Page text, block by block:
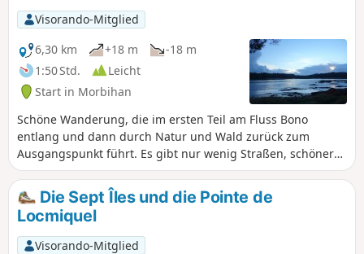
Visorando-Mitglied
6,30 km
+18 m
-18 m
1:50 Std.
Leicht
Start in Morbihan
Schöne Wanderung, die im ersten Teil am Fluss Bono
entlang und dann durch Natur und Wald zurück zum
Ausgangspunkt führt. Es gibt nur wenig Straßen, schöner
Weg.
Die Sept Îles und die Pointe de
Locmiquel
Visorando-Mitglied